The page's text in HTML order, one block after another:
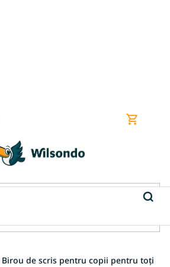
Coş
Birou de scris pentru copii pentru toți